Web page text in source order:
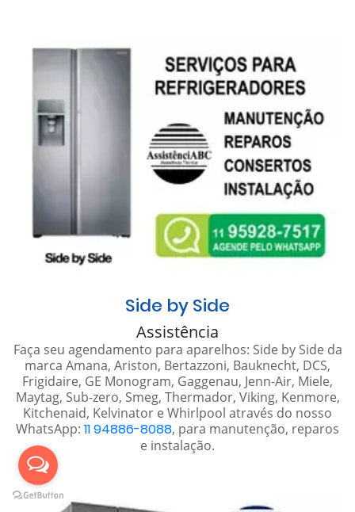
Side by Side
Assistência
Faça seu agendamento para aparelhos: Side by Side da
marca Amana, Ariston, Bertazzoni, Bauknecht, DCS,
Frigidaire, GE Monogram, Gaggenau, Jenn-Air, Miele,
Maytag, Sub-zero, Smeg, Thermador, Viking, Kenmore,
Kitchenaid, Kelvinator e Whirlpool através do nosso
WhatsApp: 11 94886-8088, para manutenção, reparos
e instalação.